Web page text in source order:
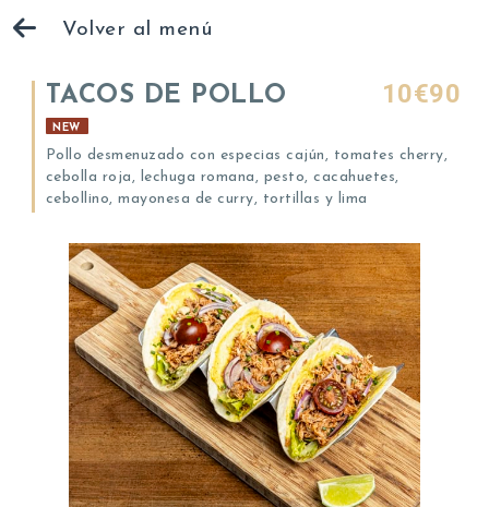
Volver al menú
TACOS DE POLLO 10€90
NEW
Pollo desmenuzado con especias cajún, tomates cherry,
cebolla roja, lechuga romana, pesto, cacahuetes,
cebollino, mayonesa de curry, tortillas y lima